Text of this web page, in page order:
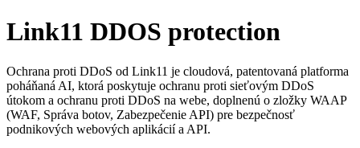
Link11 DDOS protection
Ochrana proti DDoS od Link11 je cloudová, patentovaná platforma
poháňaná AI, ktorá poskytuje ochranu proti sieťovým DDoS
útokom a ochranu proti DDoS na webe, doplnenú o zložky WAAP
(WAF, Správa botov, Zabezpečenie API) pre bezpečnosť
podnikových webových aplikácií a API.